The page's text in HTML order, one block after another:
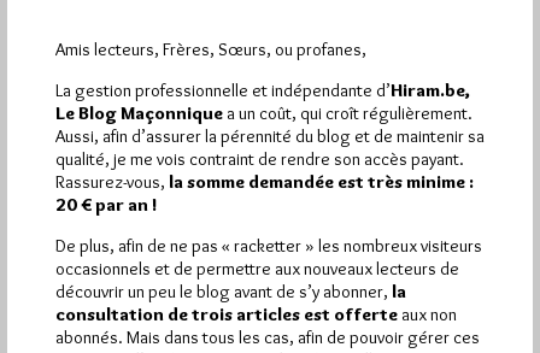
Le concile des oiseaux
Par Géplu
Dimanche 2/08/26
Lu 112 fois
Un jour, les oiseaux du monde entier décidèrent de partir à la
recherche de leur roi. Sous la conduite de…
DansEdition 1 commentaire
Amis lecteurs, Frères, Sœurs, ou profanes,
La gestion professionnelle et indépendante d’Hiram.be,
Le Blog Maçonnique a un coût, qui croît régulièrement.
Aussi, afin d’assurer la pérennité du blog et de maintenir sa
qualité, je me vois contraint de rendre son accès payant.
Rassurez-vous, la somme demandée est très minime :
20 € par an !
De plus, afin de ne pas « racketter » les nombreux visiteurs
occasionnels et de permettre aux nouveaux lecteurs de
découvrir un peu le blog avant de s’y abonner, la
consultation de trois articles est offerte aux non
abonnés. Mais dans tous les cas, afin de pouvoir gérer ces